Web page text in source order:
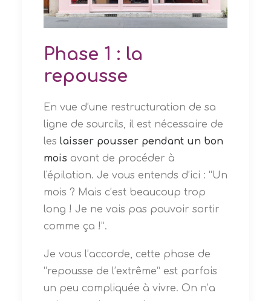
Phase 1 : la
repousse
En vue d’une restructuration de sa
ligne de sourcils, il est nécessaire de
les laisser pousser pendant un bon
mois avant de procéder à
l'épilation. Je vous entends d’ici : “Un
mois ? Mais c’est beaucoup trop
long ! Je ne vais pas pouvoir sortir
comme ça !”.
Je vous l’accorde, cette phase de
“repousse de l’extrême” est parfois
un peu compliquée à vivre. On n’a